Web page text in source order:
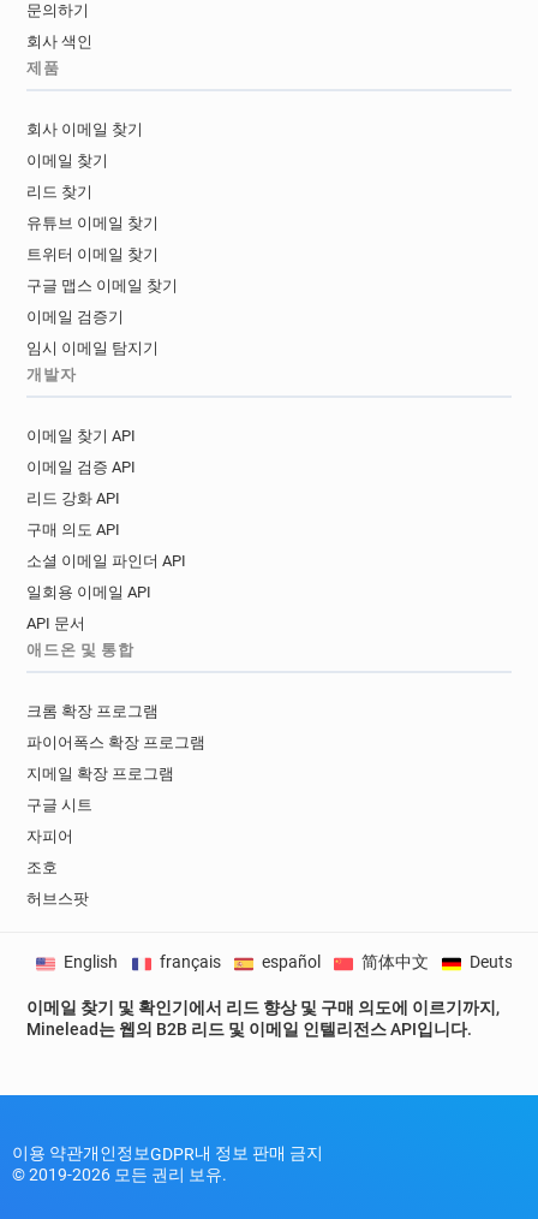
문의하기
회사 색인
제품
회사 이메일 찾기
이메일 찾기
리드 찾기
유튜브 이메일 찾기
트위터 이메일 찾기
구글 맵스 이메일 찾기
이메일 검증기
임시 이메일 탐지기
개발자
이메일 찾기 API
이메일 검증 API
리드 강화 API
구매 의도 API
소셜 이메일 파인더 API
일회용 이메일 API
API 문서
애드온 및 통합
크롬 확장 프로그램
파이어폭스 확장 프로그램
지메일 확장 프로그램
구글 시트
자피어
조호
허브스팟
이메일 찾기 및 확인기에서 리드 향상 및 구매 의도에 이르기까지,
Minelead는 웹의 B2B 리드 및 이메일 인텔리전스 API입니다.
English français español 简体中文 Deutsch
이용 약관개인정보GDPR내 정보 판매 금지
© 2019-2026 모든 권리 보유.